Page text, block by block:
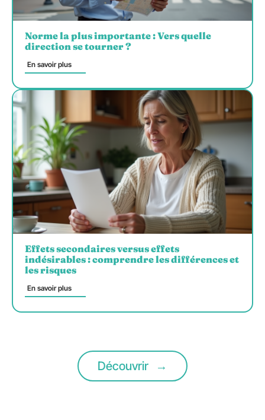
Norme la plus importante : Vers quelle
direction se tourner ?
En savoir plus
Effets secondaires versus effets
indésirables : comprendre les différences et
les risques
En savoir plus
Découvrir